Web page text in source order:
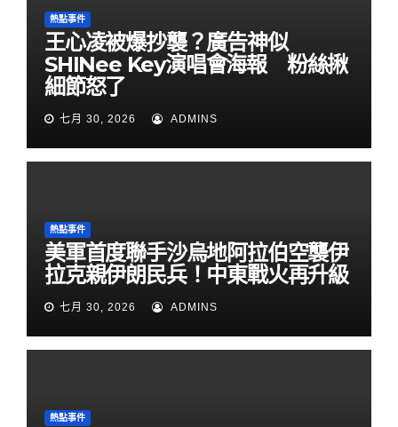
熱點事件
王心凌被爆抄襲？廣告神似
SHINee Key演唱會海報 粉絲揪
細節怒了
七月 30, 2026 ADMINS
熱點事件
美軍首度聯手沙烏地阿拉伯空襲伊
拉克親伊朗民兵！中東戰火再升級
七月 30, 2026 ADMINS
熱點事件